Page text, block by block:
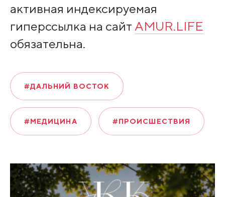
активная индексируемая
гиперссылка на сайт AMUR.LIFE
обязательна.
#ДАЛЬНИЙ ВОСТОК
#МЕДИЦИНА #ПРОИСШЕСТВИЯ